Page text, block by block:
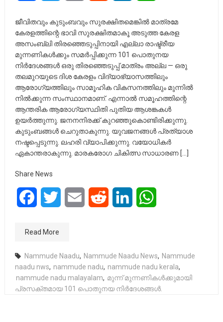
ജീവിതവും കുടുംബവും സുരക്ഷിതമെങ്കിൽ മാത്രമേ
കേരളത്തിന്റെ ഭാവി സുരക്ഷിതമാകൂ അടുത്ത കേരള
അസംബ്ലി തിരഞ്ഞെടുപ്പിനായി എല്ലാ രാഷ്ട്രീയ
മുന്നണികൾക്കും സമർപ്പിക്കുന്ന 101 പൊതുനയ
നിർദേശങ്ങൾ ഒരു തിരഞ്ഞെടുപ്പ് മാത്രം അല്ല — ഒരു
തലമുറയുടെ ദിശ കേരളം വിദ്യാഭ്യാസത്തിലും
ആരോഗ്യത്തിലും സാമൂഹിക വികസനത്തിലും മുന്നിൽ
നിൽക്കുന്ന സംസ്ഥാനമാണ്. എന്നാൽ സമൂഹത്തിന്റെ
ആന്തരിക ആരോഗ്യസ്ഥിതി പുതിയ ആശങ്കകൾ
ഉയർത്തുന്നു. ജനനനിരക്ക് കുറഞ്ഞുകൊണ്ടിരിക്കുന്നു.
കുടുംബങ്ങൾ ചെറുതാകുന്നു. യുവജനങ്ങൾ പ്രത്യാശ
നഷ്ടപ്പെടുന്നു. ലഹരി വ്യാപിക്കുന്നു. വയോധികർ
ഏകാന്തരാകുന്നു. മാരകരോഗ ചികിത്സ സാധാരണ […]
Share News
FacebookTwitter Email Reddit LinkedIn
Read More
Nammude Naadu, Nammude Naadu News, Nammude
naadu nws, nammude nadu, nammude nadu kerala,
nammude nadu malayalam, മുന്ന് മുന്നണികൾക്കുമായി
പ്രസക്തമായ 101 പൊതുനയ നിർദേശങ്ങൾ.